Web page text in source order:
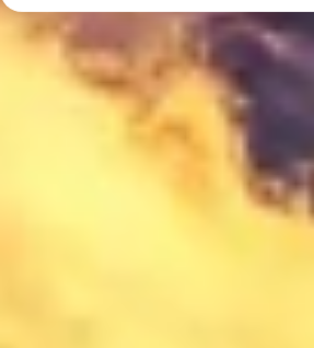
Se partnerliste (1 IAB-leverandører)
Vi bruger dine data til følgende formål:
IAB's behandlingsformål:
Opbevare og/eller tilgå oplysninger
Bruge begrænsede oplysninger til
Oprette profiler til tilpasset